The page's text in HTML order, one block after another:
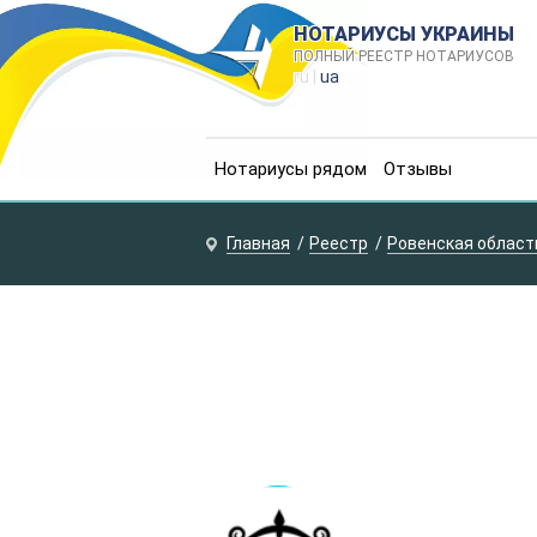
НОТАРИУСЫ УКРАИНЫ
ПОЛНЫЙ РЕЕСТР НОТАРИУСОВ
ru | ua
Нотариусы рядом Отзывы
Главная Реестр Ровенская